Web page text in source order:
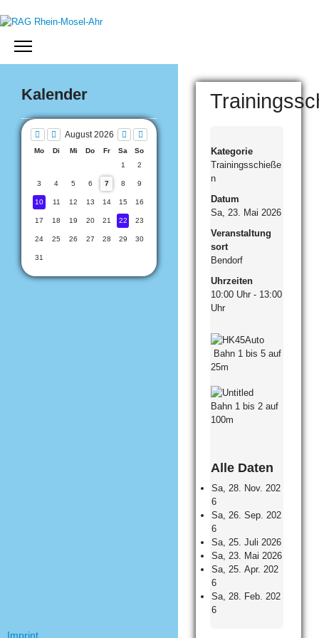
Kalender
August 2026
Mo Di Mi Do Fr Sa
So
1
2
3 4 5 6 7 8 9
10 11 12 13 14 15 16
17 18 19 20 21 22 23
24 25 26 27 28 29 30
31
Kategorie
Trainingsschieße
n
Datum
Sa, 23. Mai 2026
Veranstaltung
sort
Bendorf
Uhrzeiten
10:00 Uhr - 13:00
Uhr
Bahn 1 bis 5 auf
25m
Bahn 1 bis 2 auf
100m
Alle Daten
Sa, 28. Nov. 202
6
Sa, 26. Sep. 202
6
Sa, 25. Juli 2026
Sa, 23. Mai 2026
Sa, 25. Apr. 202
6
Sa, 28. Feb. 202
6
Imprint